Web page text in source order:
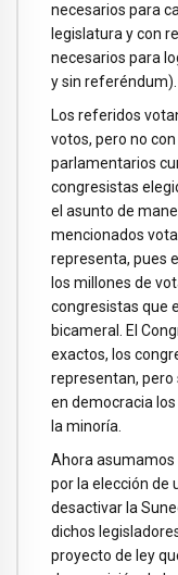
necesarios para
legislatura y con
necesarios para
y sin referéndum).
Los referidos
votos, pero no con
parlamentarios
congresistas
el asunto de
mencionados
representa, pues
los millones de
congresistas que
bicameral. El
exactos, los
representan, pero
en democracia
la minoría.
Ahora asumamos
por la elección de
desactivar la
dichos
proyecto de ley